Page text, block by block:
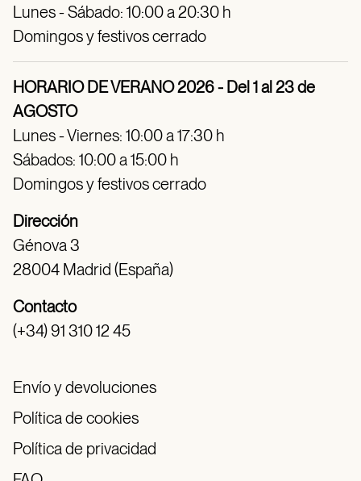
Lunes - Sábado: 10:00 a 20:30 h
Domingos y festivos cerrado
HORARIO DE VERANO 2026 - Del 1 al 23 de
AGOSTO
Lunes - Viernes: 10:00 a 17:30 h
Sábados: 10:00 a 15:00 h
Domingos y festivos cerrado
Dirección
Génova 3
28004 Madrid (España)
Contacto
(+34) 91 310 12 45
Envío y devoluciones
Política de cookies
Política de privacidad